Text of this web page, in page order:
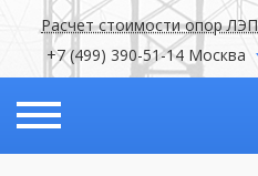
Расчет стоимости опор ЛЭП
+7 (499) 390-51-14 Москва